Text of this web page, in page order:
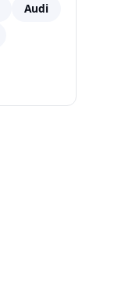
Audi